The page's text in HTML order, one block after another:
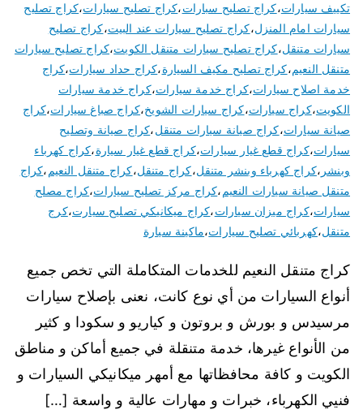
تكييف سيارات،كراج تصليح سبارات،كراج تصليح سيارات،كراج تصليح
سيارات امام المنزل،كراج تصليح سيارات عند البيت،كراج تصليح
سيارات متنقل،كراج تصليح سيارات متنقل الكويت،كراج تصليح سيارات
متنقل النعيم،كراج تصليح مكيف السيارة،كراج حداد سيارات،كراج
خدمة اصلاح سيارات،كراج خدمة سيارات،كراج خدمة سيارات
الكويت،كراج سيارات،كراج سيارات الشويخ،كراج صباغ سيارات،كراج
صيانة سيارات،كراج صيانة سيارات متنقل،كراج صيانة وتصليح
سيارات،كراج قطع غيار سيارات،كراج قطع غيار سيارة،كراج كهرباء
وبنشر ،كراج كهرباء وبنشر متنقل،كراج متنقل،كراج متنقل النعيم ،كراج
متنقل صيانة سيارات النعيم ،كراج مركز تصليح سيارات،كراج مصلح
سيارات،كراج ميزان سيارات،كراج ميكانيكي تصليح سيارت،كرج
متنقل،كهربائي تصليح سيارات،ماكينة سيارة
كراج متنقل النعيم للخدمات المتكاملة التي تخص جميع
أنواع السيارات من أي نوع كانت، نعنى بإصلاح سيارات
مرسيدس و بورش و بروتون و كياريو و سكودا و كثير
من الأنواع غيرها، خدمة متنقلة في جميع أماكن و مناطق
الكويت و كافة محافظاتها مع أمهر ميكانيكي السيارات و
فنيي الكهرباء، خبرات و مهارات عالية و واسعة […]